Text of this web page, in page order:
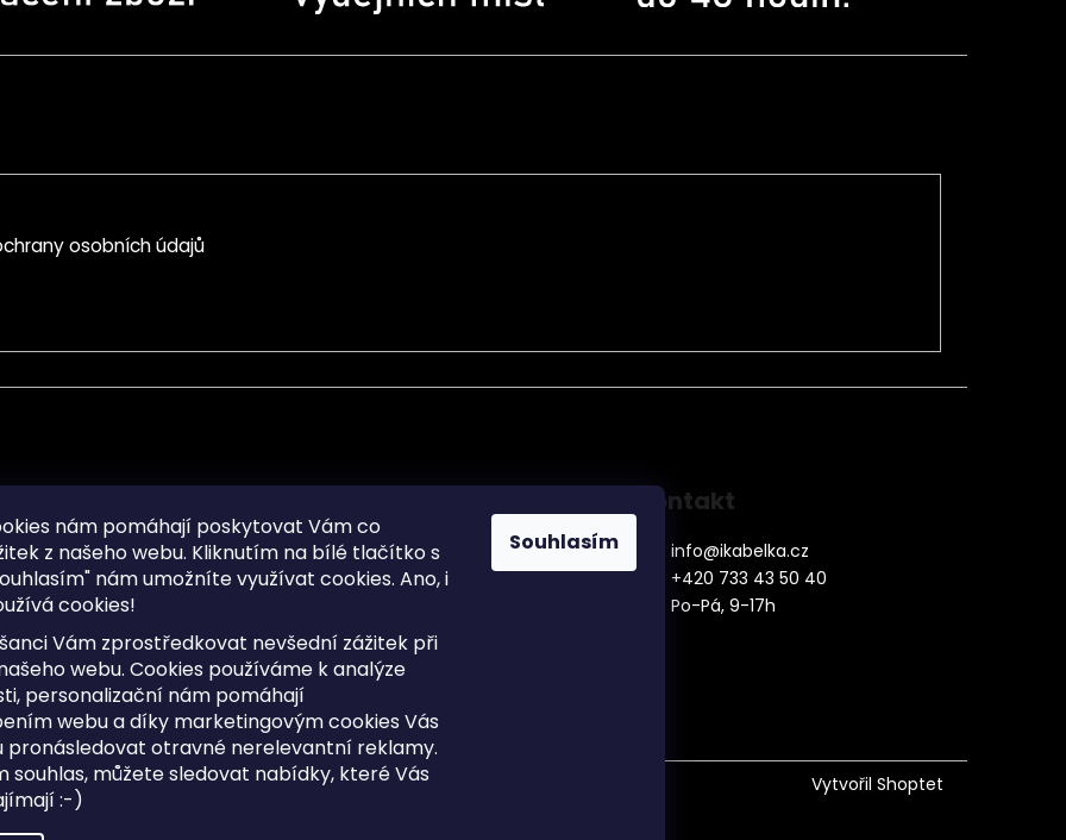
nám pomáhají poskytovat Vám co
z našeho webu. Kliknutím na bílé tlačítko s
nám umožníte využívat cookies. Ano, i
cookies!
Vám zprostředkovat nevšední zážitek při
webu. Cookies používáme k analýze
personalizační nám pomáhají
webu a díky marketingovým cookies Vás
pronásledovat otravné nerelevantní reklamy.
souhlas, můžete sledovat nabídky, které Vás
:-)
Souhlasím
osobních údajů
osobních údajů
dotazy
cookies
Sitemap
Doprava a Platba
Postup vrácení zboží ve 30 denní
lhůtě
Obchodní podmínky
Kontakt
info@ikabelka.cz
+420 733 43 50 40
Po-Pá, 9-17h
Vytvořil Shoptet
Upravit nastavení cookies